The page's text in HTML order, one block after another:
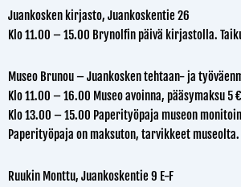
Juankosken kirjasto, Juankoskentie 26
Klo 11.00 – 15.00 Brynolfin päivä kirjastolla.
Museo Brunou – Juankosken tehtaan- ja
Klo 11.00 – 16.00 Museo avoinna, pääsymaksu 5
Klo 13.00 – 15.00 Paperityöpaja museon
Paperityöpaja on maksuton, tarvikkeet museolta.
Ruukin Monttu, Juankoskentie 9 E-F